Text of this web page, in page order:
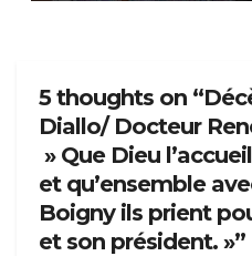
5 thoughts on
Diallo/ Docteur
» Que Dieu
et qu’ensemble
Boigny ils prient
et son président. »”